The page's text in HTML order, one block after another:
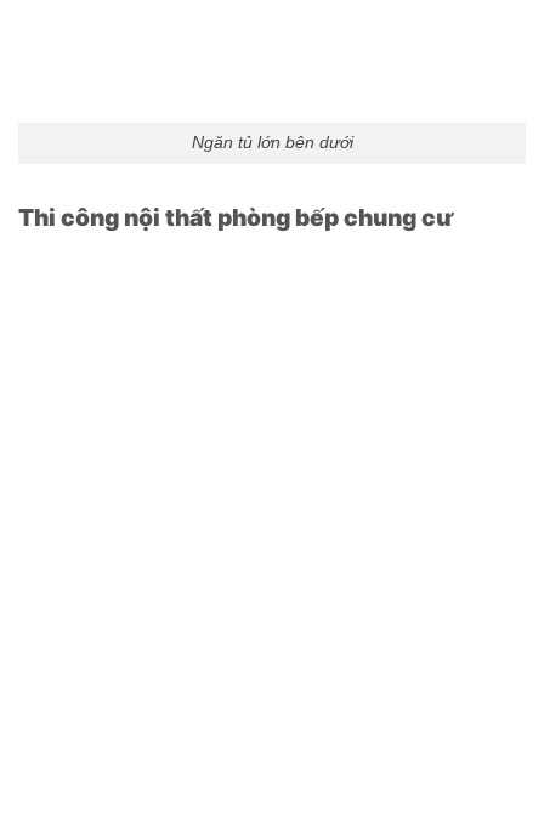
Ngăn tủ lớn bên dưới
Thi công nội thất phòng bếp chung cư